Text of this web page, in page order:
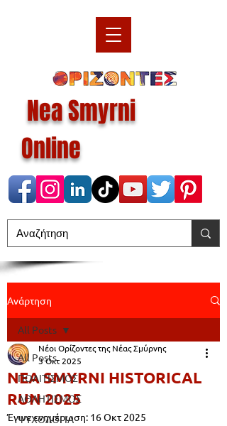
Nea Smyrni
Online
Ανάρτηση
All Posts
ΠΟΛΙΤΙΣΜΟΣ
ΑΘΛΗΤΙΣΜΟΣ
ΨΥΧΟΛΟΓΙΑ
All Posts
NEA SMYRNI HISTORICAL
RUN 2025
Νέοι Ορίζοντες της Νέας Σμύρνης
3 Οκτ 2025
Έγινε ενημέρωση: 16 Οκτ 2025